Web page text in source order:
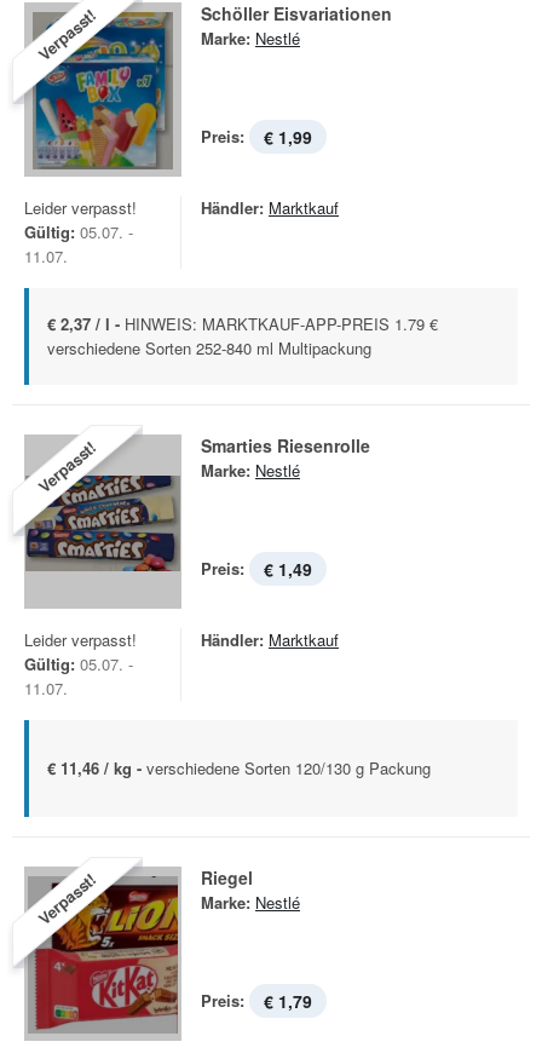
Verpasst! Schöller Eisvariationen
Marke: Nestlé
Preis: € 1,99
Leider verpasst!
Gültig: 05.07. -
11.07.
Händler: Marktkauf
€ 2,37 / l - HINWEIS: MARKTKAUF-APP-PREIS 1.79 €
verschiedene Sorten 252-840 ml Multipackung
Verpasst! Smarties Riesenrolle
Marke: Nestlé
Preis: € 1,49
Leider verpasst!
Gültig: 05.07. -
11.07.
Händler: Marktkauf
€ 11,46 / kg - verschiedene Sorten 120/130 g Packung
Verpasst! Riegel
Marke: Nestlé
Preis: € 1,79